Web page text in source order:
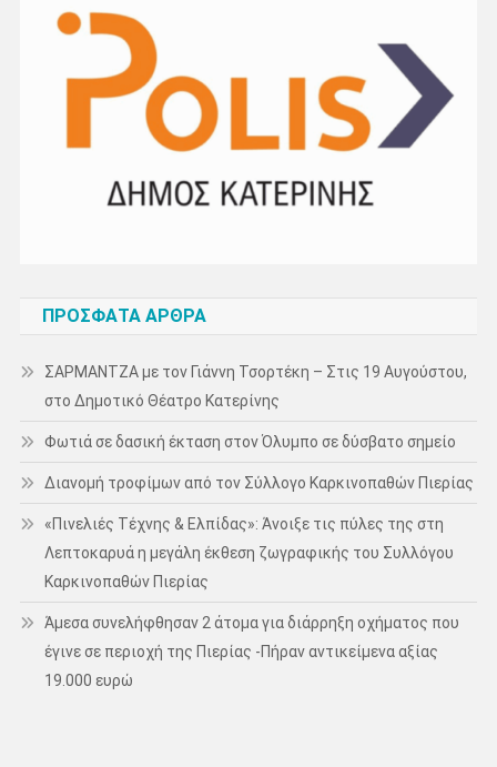
ΠΡΌΣΦΑΤΑ ΆΡΘΡΑ
ΣΑΡΜΑΝΤΖΑ με τον Γιάννη Τσορτέκη – Στις 19 Αυγούστου,
στο Δημοτικό Θέατρο Κατερίνης
Φωτιά σε δασική έκταση στον Όλυμπο σε δύσβατο σημείο
Διανομή τροφίμων από τον Σύλλογο Καρκινοπαθών Πιερίας
«Πινελιές Τέχνης & Ελπίδας»: Άνοιξε τις πύλες της στη
Λεπτοκαρυά η μεγάλη έκθεση ζωγραφικής του Συλλόγου
Καρκινοπαθών Πιερίας
Άμεσα συνελήφθησαν 2 άτομα για διάρρηξη οχήματος που
έγινε σε περιοχή της Πιερίας -Πήραν αντικείμενα αξίας
19.000 ευρώ